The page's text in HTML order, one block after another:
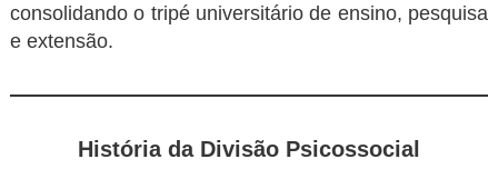
consolidando o tripé universitário de ensino, pesquisa
e extensão.
História da Divisão Psicossocial